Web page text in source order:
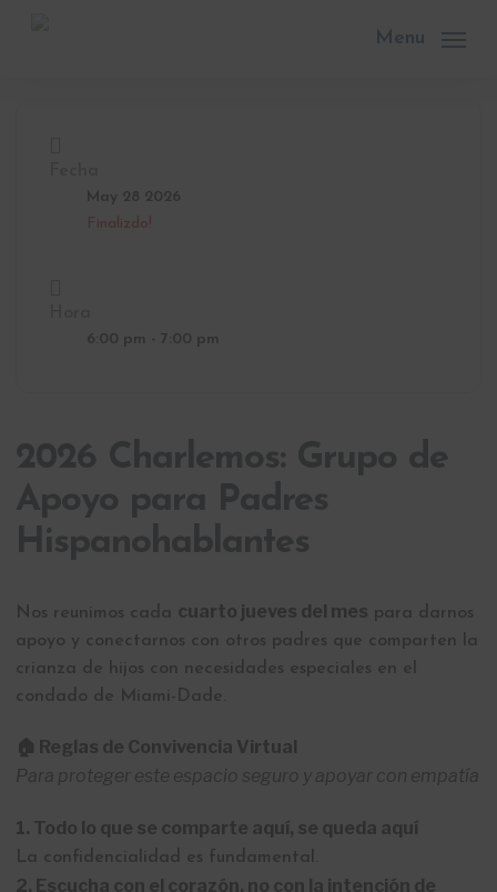
Menu
May 28 2026
Finalizdo!
6:00 pm - 7:00 pm
Nos reunimos cada cuarto jueves del mes para darnos
apoyo y conectarnos con otros padres que comparten la
crianza de hijos con necesidades especiales en el
condado de Miami-Dade.
🏠 Reglas de Convivencia Virtual
Para proteger este espacio seguro y apoyar con empatía
1. Todo lo que se comparte aquí, se queda aquí
La confidencialidad es fundamental.
2. Escucha con el corazón, no con la intención de